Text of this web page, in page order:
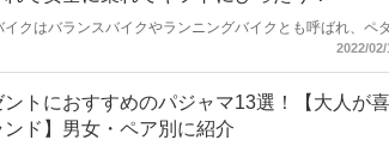
イクはバランスバイクやランニングバイクとも呼ばれ、ペ
蹴ってバランスを取りながら乗る二輪自転車です。対象年
わりにキックバイクを購入するパパやママも多いんですよ。
や親戚など2歳になる子にプレゼントしたいキックバイクの
ーキなしとブレーキありの２つに分けてご紹介します。
2022/
ントにおすすめのパジャマ13選！【大人が
ンド】男女・ペア別に紹介